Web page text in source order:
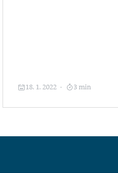
18. 1. 2022 3 min